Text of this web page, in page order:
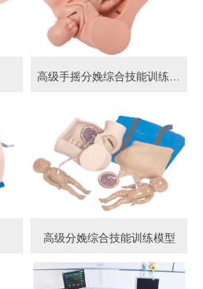
高级手摇分娩综合技能训练模型
高级分娩综合技能训练模型